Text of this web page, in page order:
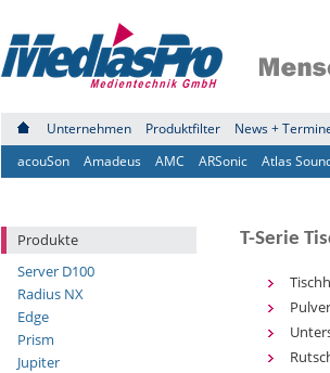
Unternehmen Produktfilter News +
acouSon
Amadeus AMC ARSonic Atlas
Produkte
Server D100
Radius NX
Edge
Prism
Jupiter
T-Serie